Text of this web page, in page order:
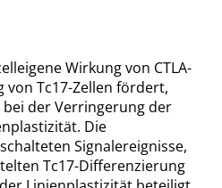
Wirkung von CTLA-
Tc17-Zellen fördert,
bei der Verringerung der
Die
Signalereignisse,
Tc17-Differenzierung